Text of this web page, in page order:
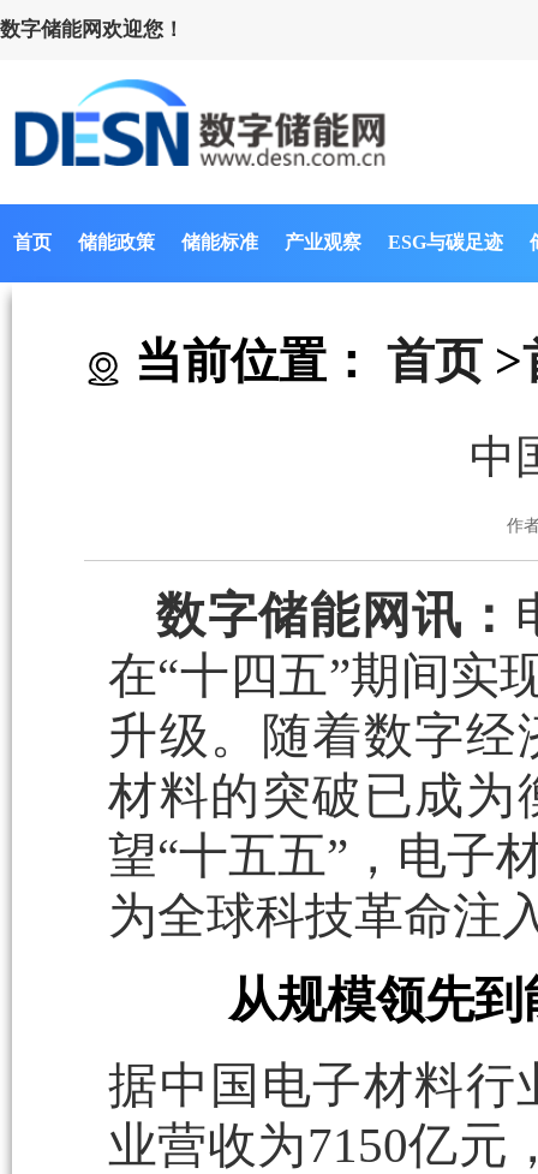
数字储能网欢迎您！
首页 储能政策 储能标准 产业观察 ESG与碳足迹
当前位置： 首页 >
中
作
数字储能网讯：
在“十四五”期间实
升级。随着数字
材料的突破已成为
望“十五五”，电子
为全球科技革命注
从规模领先
据中国电子材料行
业营收为7150亿元